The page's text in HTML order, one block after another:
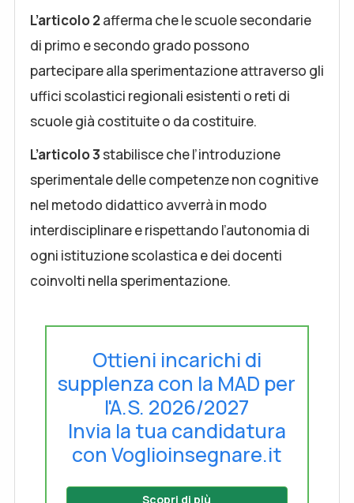
L’articolo 2afferma che le scuole secondarie
di primo e secondo grado possono
partecipare alla sperimentazione attraverso gli
uffici scolastici regionali esistenti o reti di
scuole già costituite o da costituire.
L’articolo 3stabilisce che l’introduzione
sperimentale delle competenze non cognitive
nel metodo didattico avverrà in modo
interdisciplinare e rispettando l’autonomia di
ogni istituzione scolastica e dei docenti
coinvolti nella sperimentazione.
Ottieni incarichi di
supplenza con la MAD per
l'A.S. 2026/2027
Invia la tua candidatura
con Voglioinsegnare.it
Scopri di più